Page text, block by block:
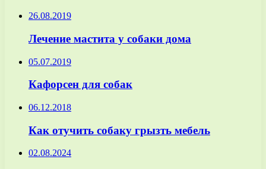
26.08.2019
Лечение мастита у собаки дома
05.07.2019
Кафорсен для собак
06.12.2018
Как отучить собаку грызть мебель
02.08.2024